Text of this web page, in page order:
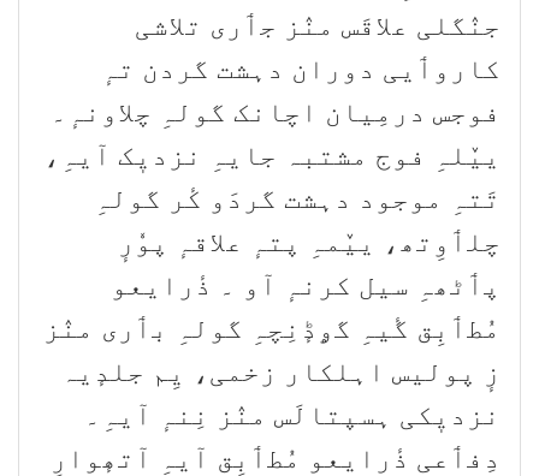
جنٛگلی علاقَس منٛز جٲری تلاشی
کاروٲیی دوران دہشت گردن تہٕ
فوجس درمِیان اچانک گولہِ چلاونہٕ۔
ییٚلہِ فوج مشتبہ جایہِ نزدیٖک آیہِ،
تَتہِ موجود دہشت گردَو کٔر گولہِ
چلٲوِتھ، ییٚمہِ پتہٕ علاقہٕ پوٗرٕ
پٲٹھہِ سیل کرنہٕ آو ۔ ذٔرایعو
مُطٲبِق گٔیہِ گۄڈٕنِچہِ گولہِ بٲری منٛز
زٕ پولیس اہلکار زخمی، یِم جلدٕیہ
نزدیٖکی ہسپتالَس منٛز نِنہٕ آیہِ۔
دِفٲعی ذٔرایعو مُطٲبِق آیہِ آتھٕوارِ